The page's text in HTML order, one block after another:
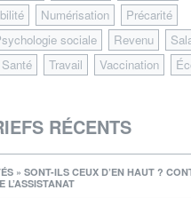
Numérisation
Précarité
sociale Revenu
Santé Travail Vaccination
RÉCENTS
» SONT-ILS CEUX D’EN HAUT ?
L’ASSISTANAT